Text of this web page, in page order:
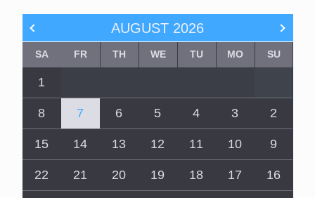
AUGUST 2026
SU
MO
TU
WE
TH
FR
SA
1
2
3
4
5
6
7
8
9
10
11
12
13
14
15
16
17
18
19
20
21
22